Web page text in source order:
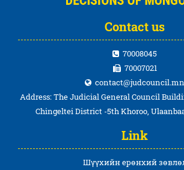
Contact us
70008045
70007021
contact@judcouncil.mn
Address: The Judicial General Council
Chingeltei District -5th Khoroo,
Link
Шүүхийн ерөнхий